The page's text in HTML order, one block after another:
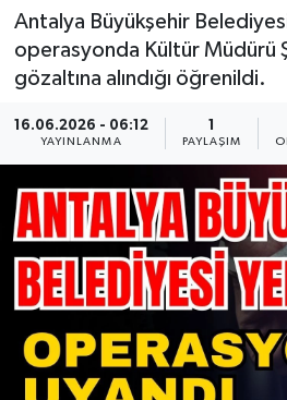
Antalya Büyükşehir
operasyonda Kültür Müdürü
gözaltına alındığı öğrenildi.
16.06.2026 - 06:12
YAYINLANMA
1
PAYLAŞIM
Ekonomi
Genel
Görüntülü Haber
Güncel
Kültür & Sanat
Magazin
Resmi İlan
Tüm Manşetler
Son Dakika Haberleri
Haber Arşivi